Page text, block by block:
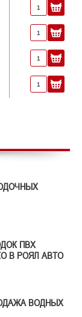
ПВХ
В РОЯЛ АВТО
ВОДНЫХ